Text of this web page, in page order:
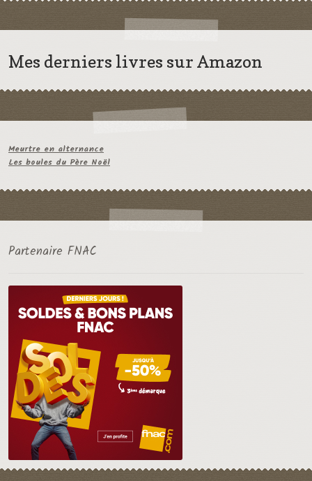
Mes derniers livres sur Amazon
Meurtre en alternance
Les boules du Père Noël
Partenaire FNAC